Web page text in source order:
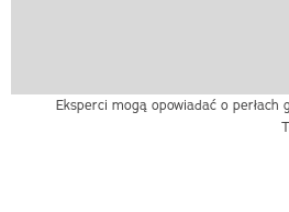
Eksperci mogą opowiadać o perłach